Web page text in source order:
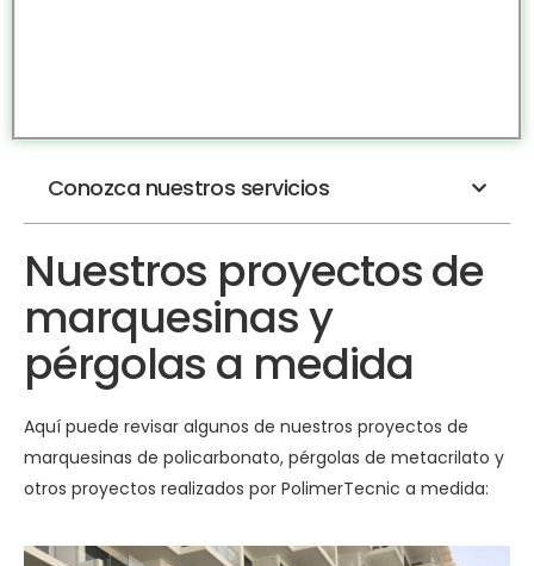
Conozca nuestros servicios
Nuestros proyectos de
marquesinas y
pérgolas a medida
Aquí puede revisar algunos de nuestros proyectos de
marquesinas de policarbonato, pérgolas de metacrilato y
otros proyectos realizados por PolimerTecnic a medida: